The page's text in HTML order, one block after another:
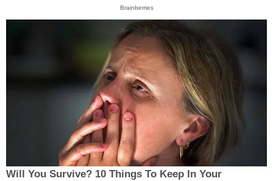
Brainberries
Will You Survive? 10 Things To Keep In Your